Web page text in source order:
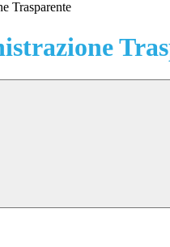
Trasparente